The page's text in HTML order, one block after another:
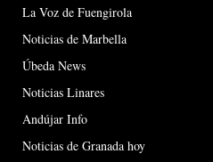
La Voz de Fuengirola
Noticias de Marbella
Úbeda News
Noticias Linares
Andújar Info
Noticias de Granada hoy